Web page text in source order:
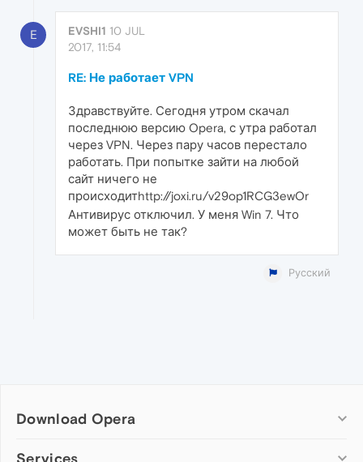
E EVSHI1 10 JUL
2017, 11:54
RE: Не работает VPN
Здравствуйте. Сегодня утром скачал
последнюю версию Opera, с утра работал
через VPN. Через пару часов перестало
работать. При попытке зайти на любой
сайт ничего не
происходитhttp://joxi.ru/v29op1RCG3ewOr
Антивирус отключил. У меня Win 7. Что
может быть не так?
Русский
Download Opera
Computer browsers